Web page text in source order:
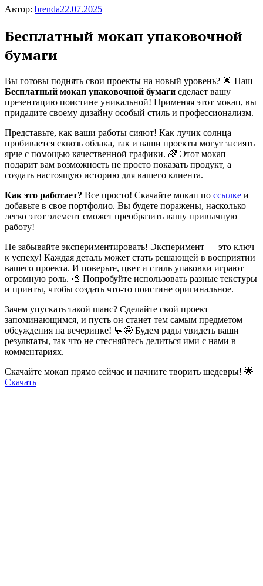
Автор: brenda22.07.2025
Бесплатный мокап упаковочной
бумаги
Вы готовы поднять свои проекты на новый уровень? 🌟 Наш
Бесплатный мокап упаковочной бумаги сделает вашу
презентацию поистине уникальной! Применяя этот мокап, вы
придадите своему дизайну особый стиль и профессионализм.
Представьте, как ваши работы сияют! Как лучик солнца
пробивается сквозь облака, так и ваши проекты могут засиять
ярче с помощью качественной графики. 🌈 Этот мокап
подарит вам возможность не просто показать продукт, а
создать настоящую историю для вашего клиента.
Как это работает? Все просто! Скачайте мокап по ссылке и
добавьте в свое портфолио. Вы будете поражены, насколько
легко этот элемент сможет преобразить вашу привычную
работу!
Не забывайте экспериментировать! Эксперимент — это ключ
к успеху! Каждая деталь может стать решающей в восприятии
вашего проекта. И поверьте, цвет и стиль упаковки играют
огромную роль. 🎨 Попробуйте использовать разные текстуры
и принты, чтобы создать что-то поистине оригинальное.
Зачем упускать такой шанс? Сделайте свой проект
запоминающимся, и пусть он станет тем самым предметом
обсуждения на вечеринке! 💬🤩 Будем рады увидеть ваши
результаты, так что не стесняйтесь делиться ими с нами в
комментариях.
Скачайте мокап прямо сейчас и начните творить шедевры! 🌟
Скачать